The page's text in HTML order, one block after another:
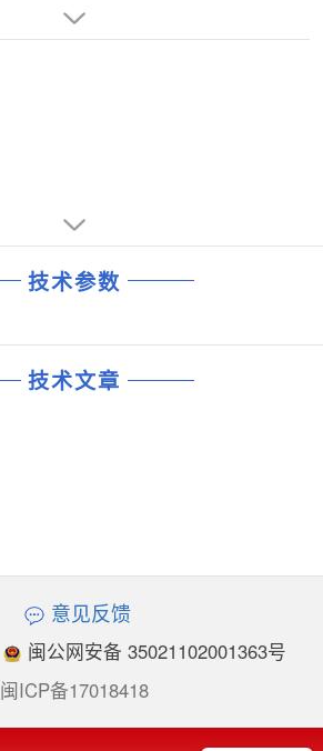
技术参数
技术文章
意见反馈
闽公网安备 35021102001363号
闽ICP备17018418